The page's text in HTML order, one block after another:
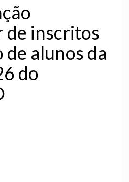
de inscritos
de alunos da
do